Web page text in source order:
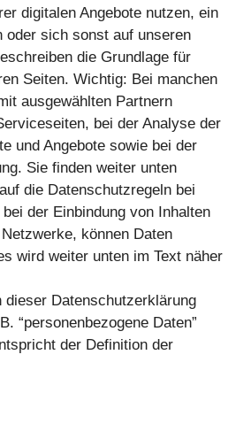
digitalen Angebote nutzen, ein
oder sich sonst auf unseren
die Grundlage für
Seiten. Wichtig: Bei manchen
ausgewählten Partnern
bei der Analyse der
und Angebote sowie bei der
Sie finden weiter unten
die Datenschutzregeln bei
der Einbindung von Inhalten
können Daten
wird weiter unten im Text näher
dieser Datenschutzerklärung
“personenbezogene Daten”
der Definition der